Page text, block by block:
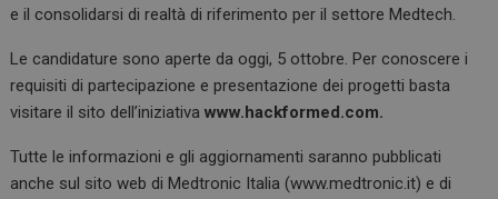
e il consolidarsi di realtà di riferimento per il settore Medtech.
Le candidature sono aperte da oggi, 5 ottobre. Per conoscere i
requisiti di partecipazione e presentazione dei progetti basta
visitare il sito dell’iniziativa www.hackformed.com.
Tutte le informazioni e gli aggiornamenti saranno pubblicati
anche sul sito web di Medtronic Italia (www.medtronic.it) e di